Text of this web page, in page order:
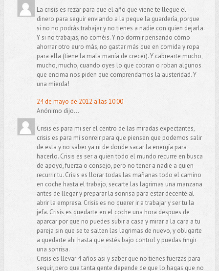
La crisis es rezar para que el año que viene te llegue el
dinero para seguir enviando a la peque la guardería, porque
si no no podrás trabajar y no tienes a nadie con quien dejarla.
Y si no trabajas, no coméis. Y no dormir pensando cómo
ahorrar otro euro más, no gastar más que en comida y ropa
para ella (tiene la mala manía de crecer). Y cabrearte mucho,
mucho, mucho, cuando oyes lo que cobran o roban algunos
que encima nos piden que comprendamos la austeridad. Y
una mierda!
24 de mayo de 2012 a las 10:00
Anónimo dijo...
Crisis es para mi ser el centro de las miradas expectantes,
crisis es para mi sonreir para que piensen que podemos salir
de esta y no saber ya ni de donde sacar la energía para
hacerlo. Crisis es ser a quien todo el mundo recurre en busca
de apoyo, fuerza o consejo, pero no tener a nadie a quien
recurrir tu. Crisis es llorar todas las mañanas todo el camino
en coche hasta el trabajo, secarte las lagrimas una manzana
antes de llegar y preparar la sonrisa para estar decente al
abrir la empresa. Crisis es no querer ir a trabajar y ser tu la
jefa. Crisis es quedarte en el coche una hora despues de
aparcar por que no puedes subir a casa y mirar a la cara a tu
pareja sin que se te salten las lagrimas de nuevo, y obligarte
a quedarte ahi hasta que estés bajo control y puedas fingir
una sonrisa.
Crisis es llevar 4 años asi y saber que no tienes fuerzas para
seguir, pero que tanta gente depende de que lo hagas que no